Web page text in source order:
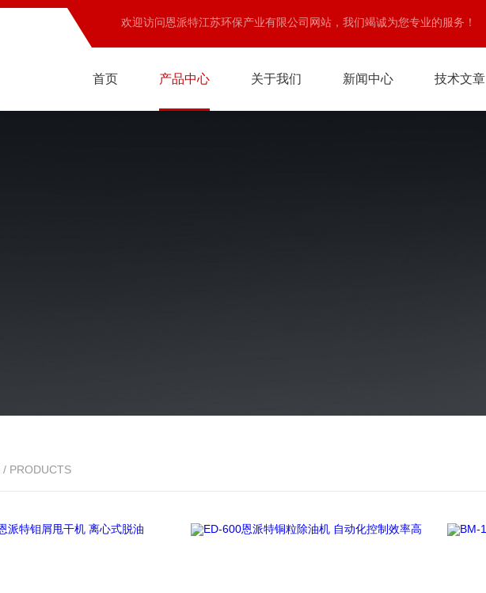
欢迎访问恩派特江苏环保产业有限公司网站，我们竭诚为您专业的服务！
首页 产品中心 关于我们 新闻中心 技术文章
/ PRODUCTS